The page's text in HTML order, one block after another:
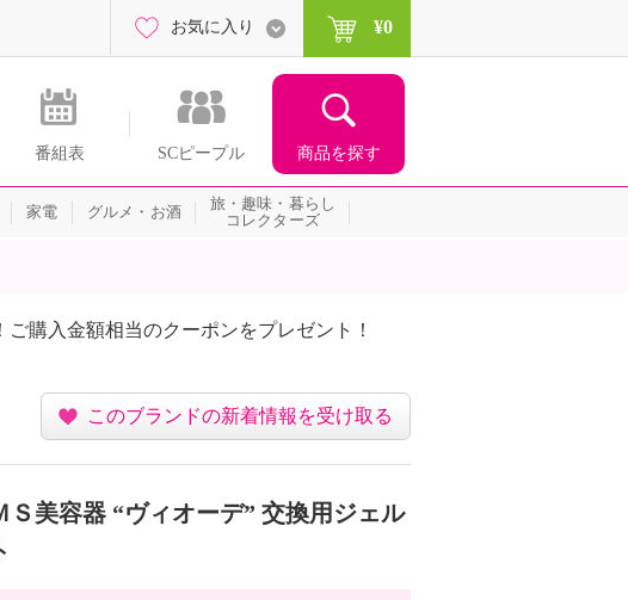
番組表 SCピープル 商品を探す
お気に入り ¥0
家電 グルメ・お酒
旅・趣味・暮らし
コレクターズ
購入金額相当のクーポンをプレゼント！
このブランドの新着情報を受け取る
Ｓ美容器 “ヴィオーデ” 交換用ジェル